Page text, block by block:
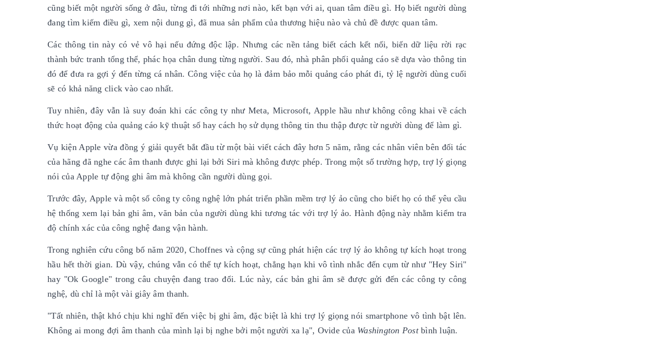
cũng biết một người sống ở đâu, từng đi tới những nơi nào, kết bạn với ai, quan tâm điều gì. Họ biết người dùng
đang tìm kiếm điều gì, xem nội dung gì, đã mua sản phẩm của thương hiệu nào và chủ đề được quan tâm.
Các thông tin này có vẻ vô hại nếu đứng độc lập. Nhưng các nền tảng biết cách kết nối, biến dữ liệu rời rạc
thành bức tranh tổng thể, phác họa chân dung từng người. Sau đó, nhà phân phối quảng cáo sẽ dựa vào thông tin
đó để đưa ra gợi ý đến từng cá nhân. Công việc của họ là đảm bảo mỗi quảng cáo phát đi, tỷ lệ người dùng cuối
sẽ có khả năng click vào cao nhất.
Tuy nhiên, đây vẫn là suy đoán khi các công ty như Meta, Microsoft, Apple hầu như không công khai về cách
thức hoạt động của quảng cáo kỹ thuật số hay cách họ sử dụng thông tin thu thập được từ người dùng để làm gì.
Vụ kiện Apple vừa đồng ý giải quyết bắt đầu từ một bài viết cách đây hơn 5 năm, rằng các nhân viên bên đối tác
của hãng đã nghe các âm thanh được ghi lại bởi Siri mà không được phép. Trong một số trường hợp, trợ lý giọng
nói của Apple tự động ghi âm mà không cần người dùng gọi.
Trước đây, Apple và một số công ty công nghệ lớn phát triển phần mềm trợ lý ảo cũng cho biết họ có thể yêu cầu
hệ thống xem lại bản ghi âm, văn bản của người dùng khi tương tác với trợ lý ảo. Hành động này nhằm kiểm tra
độ chính xác của công nghệ đang vận hành.
Trong nghiên cứu công bố năm 2020, Choffnes và cộng sự cũng phát hiện các trợ lý ảo không tự kích hoạt trong
hầu hết thời gian. Dù vậy, chúng vẫn có thể tự kích hoạt, chẳng hạn khi vô tình nhắc đến cụm từ như "Hey Siri"
hay "Ok Google" trong câu chuyện đang trao đổi. Lúc này, các bản ghi âm sẽ được gửi đến các công ty công
nghệ, dù chỉ là một vài giây âm thanh.
"Tất nhiên, thật khó chịu khi nghĩ đến việc bị ghi âm, đặc biệt là khi trợ lý giọng nói smartphone vô tình bật lên.
Không ai mong đợi âm thanh của mình lại bị nghe bởi một người xa lạ", Ovide của Washington Postbình luận.